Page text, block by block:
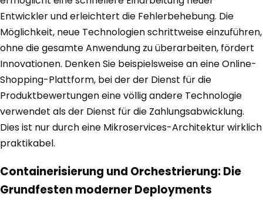
Entwickler und erleichtert die Fehlerbehebung. Die
Möglichkeit, neue Technologien schrittweise einzuführen,
ohne die gesamte Anwendung zu überarbeiten, fördert
Innovationen. Denken Sie beispielsweise an eine Online-
Shopping-Plattform, bei der der Dienst für die
Produktbewertungen eine völlig andere Technologie
verwendet als der Dienst für die Zahlungsabwicklung.
Dies ist nur durch eine Mikroservices-Architektur wirklich
praktikabel.
Containerisierung und Orchestrierung: Die
Grundfesten moderner Deployments